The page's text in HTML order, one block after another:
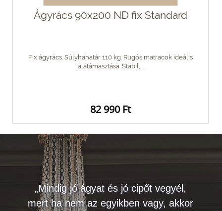
Ágyrács 90x200 ND fix Standard
Fix ágyrács. Súlyhahatár 110 kg. Rugós matracok ideális
alátámasztása. Stabil,...
82 990 Ft
„Mindig jó ágyat és jó cipőt vegyél,
mert ha nem az egyikben vagy, akkor